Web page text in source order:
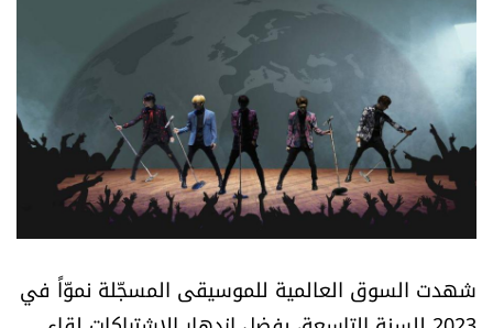
محليات
أسرار
متفرقات
نداء القرّاء
شهدت السوق العالمية للموسيقى المسجّلة نموّاً في